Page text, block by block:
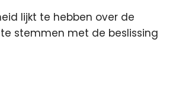
lijkt te hebben over de
stemmen met de beslissing